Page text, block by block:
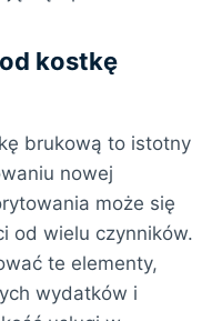
kostkę
brukową to istotny
nowej
może się
od wielu czynników.
te elementy,
wydatków i